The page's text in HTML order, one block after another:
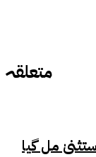
متعلقہ
مل گیا